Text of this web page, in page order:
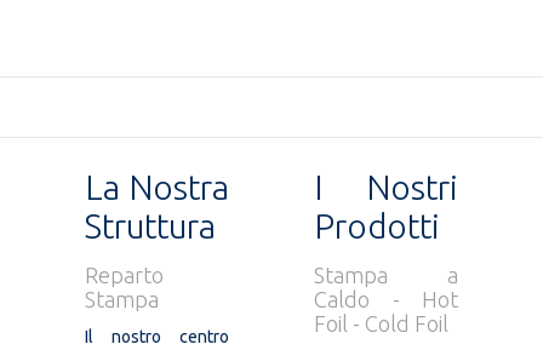
La Nostra
Struttura
Reparto
Stampa
Il nostro centro
I Nostri
Prodotti
Stampa a
Caldo - Hot
Foil - Cold Foil